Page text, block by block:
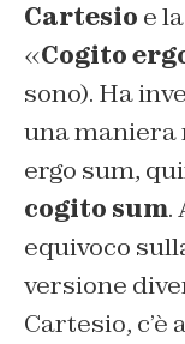
Cartesio e
«Cogito
sono). Ha
una maniera
ergo sum,
cogito sum.
equivoco
versione
Cartesio, c’è